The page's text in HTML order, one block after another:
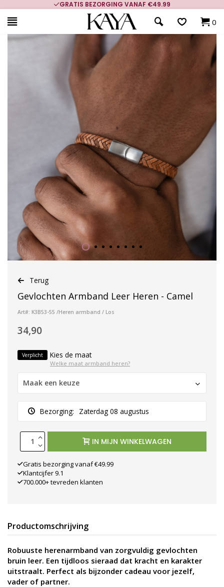
GRATIS BEZORGING VANAF €49.99
0
Terug
Gevlochten Armband Leer Heren - Camel
Art#: K3B53-55 /Heren armband / Los
34,90
Verplicht Kies de maat
Welke maat armband heren?
Maak een keuze
Bezorging: Zaterdag 08 augustus
IN MIJN WINKELWAGEN
Gratis bezorging vanaf €49.99
Klantcijfer 9.1
700.000+ tevreden klanten
Productomschrijving
Robuuste herenarmband van zorgvuldig gevlochten
bruin leer. Een tijdloos sieraad dat kracht en karakter
uitstraalt. Perfect als bijzonder cadeau voor jezelf,
vader of partner.